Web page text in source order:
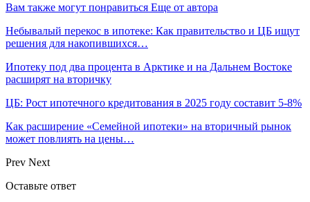
Вам также могут понравиться Еще от автора
Небывалый перекос в ипотеке: Как правительство и ЦБ ищут
решения для накопившихся…
Ипотеку под два процента в Арктике и на Дальнем Востоке
расширят на вторичку
ЦБ: Рост ипотечного кредитования в 2025 году составит 5-8%
Как расширение «Семейной ипотеки» на вторичный рынок
может повлиять на цены…
Prev Next
Оставьте ответ